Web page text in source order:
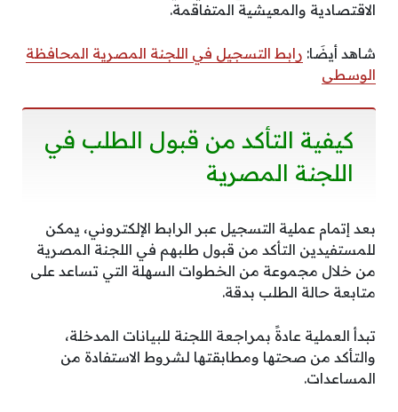
الاقتصادية والمعيشية المتفاقمة.
شاهد أيضَا: رابط التسجيل في اللجنة المصرية المحافظة
الوسطى
كيفية التأكد من قبول الطلب في
اللجنة المصرية
بعد إتمام عملية التسجيل عبر الرابط الإلكتروني، يمكن
للمستفيدين التأكد من قبول طلبهم في اللجنة المصرية
من خلال مجموعة من الخطوات السهلة التي تساعد على
متابعة حالة الطلب بدقة.
تبدأ العملية عادةً بمراجعة اللجنة للبيانات المدخلة،
والتأكد من صحتها ومطابقتها لشروط الاستفادة من
المساعدات.